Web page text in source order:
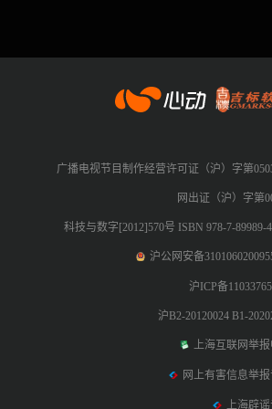
广播电视节目制作经营许可证（沪）字第
网出证（沪）字第
科技与数字[2012]570号 ISBN 978-7-89989-
沪公网安备
沪ICP备
沪B2-20120024 B1-
上海互联网举
网上有害信息举报
上海辟
心动网络